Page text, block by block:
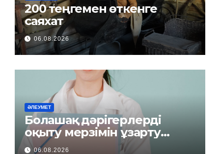
200 теңгемен өткенге
саяхат
06.08.2026
ӘЛЕУМЕТ
Болашақ дәрігерлерді
оқыту мерзімін ұзарту
керек пе?
06.08.2026